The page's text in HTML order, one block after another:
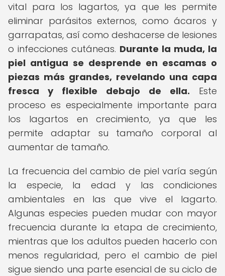
vital para los lagartos, ya que les permite
eliminar parásitos externos, como ácaros y
garrapatas, así como deshacerse de lesiones
o infecciones cutáneas. Durante la muda, la
piel antigua se desprende en escamas o
piezas más grandes, revelando una capa
fresca y flexible debajo de ella. Este
proceso es especialmente importante para
los lagartos en crecimiento, ya que les
permite adaptar su tamaño corporal al
aumentar de tamaño.
La frecuencia del cambio de piel varía según
la especie, la edad y las condiciones
ambientales en las que vive el lagarto.
Algunas especies pueden mudar con mayor
frecuencia durante la etapa de crecimiento,
mientras que los adultos pueden hacerlo con
menos regularidad, pero el cambio de piel
sigue siendo una parte esencial de su ciclo de